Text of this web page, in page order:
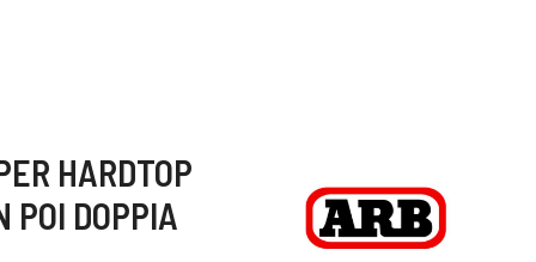
HARDTOP
POI DOPPIA